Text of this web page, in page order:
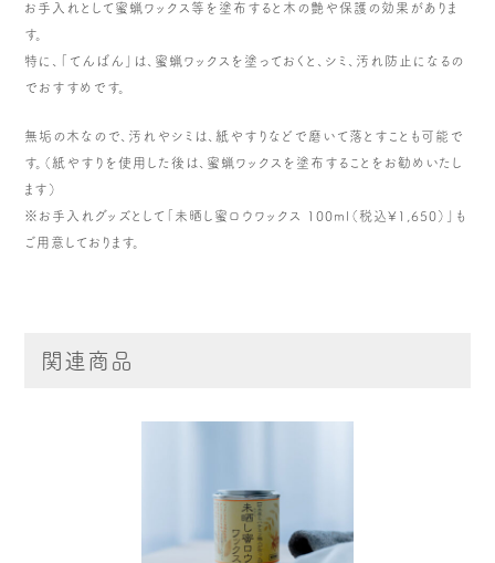
お手入れとして蜜蝋ワックス等を塗布すると木の艶や保護の効果がありま
す。
特に、「てんばん」は、蜜蝋ワックスを塗っておくと、シミ、汚れ防止になるの
でおすすめです。
無垢の木なので、汚れやシミは、紙やすりなどで磨いて落とすことも可能で
す。（紙やすりを使用した後は、蜜蝋ワックスを塗布することをお勧めいたし
ます）
※お手入れグッズとして「未晒し蜜ロウワックス 100ml（税込¥1,650）」も
ご用意しております。
関連商品